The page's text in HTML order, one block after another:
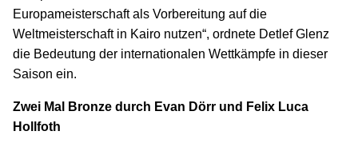
Europameisterschaft als Vorbereitung auf die
Weltmeisterschaft in Kairo nutzen“, ordnete Detlef Glenz
die Bedeutung der internationalen Wettkämpfe in dieser
Saison ein.
Zwei Mal Bronze durch Evan Dörr und Felix Luca
Hollfoth